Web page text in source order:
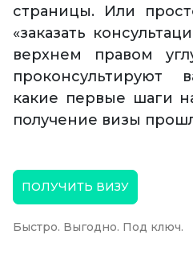
страницы. Или
«заказать
верхнем правом
проконсультируют
какие первые шаги
получение визы
ПОЛУЧИТЬ ВИЗУ
Быстро. Выгодно. Под ключ.